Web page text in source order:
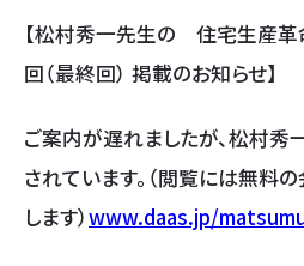
【松村秀一先生の 住宅生産革
回（最終回） 掲載のお知らせ】
ご案内が遅れましたが、松村
されています。（閲覧には無料
します）www.daas.jp/